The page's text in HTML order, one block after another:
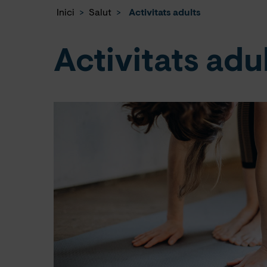
Inici > Salut > Activitats adults
Activitats